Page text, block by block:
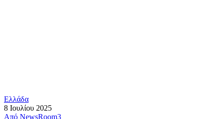
Ελλάδα
8 Ιουλίου 2025
Από NewsRoom3